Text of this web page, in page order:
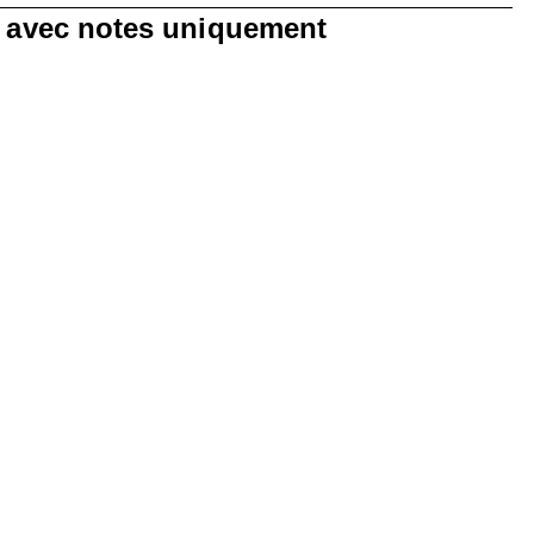
0 avis avec 1 étoile.
avec notes uniquement